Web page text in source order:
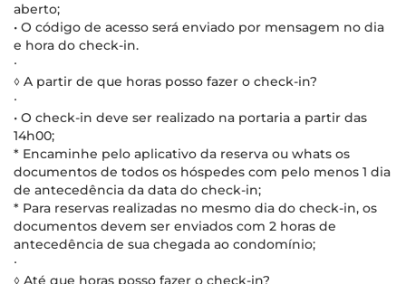
aberto;
• O código de acesso será enviado por mensagem no dia
e hora do check-in.
∙
◊ A partir de que horas posso fazer o check-in?
∙
• O check-in deve ser realizado na portaria a partir das
14h00;
* Encaminhe pelo aplicativo da reserva ou whats os
documentos de todos os hóspedes com pelo menos 1 dia
de antecedência da data do check-in;
* Para reservas realizadas no mesmo dia do check-in, os
documentos devem ser enviados com 2 horas de
antecedência de sua chegada ao condomínio;
∙
◊ Até que horas posso fazer o check-in?